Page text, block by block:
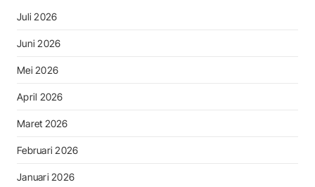
Juli 2026
Juni 2026
Mei 2026
April 2026
Maret 2026
Februari 2026
Januari 2026